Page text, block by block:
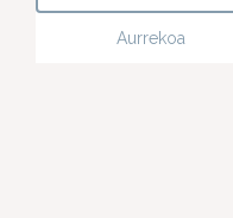
Aurrekoa